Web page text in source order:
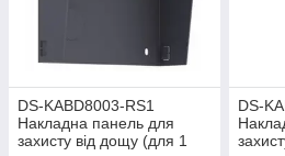
DS-KABD8003-RS1
Накладна панель для
захисту від дощу (для 1
DS-